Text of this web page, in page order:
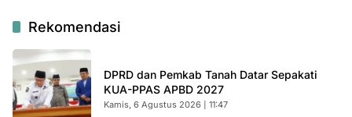
Rekomendasi
DPRD dan Pemkab Tanah Datar Sepakati
KUA-PPAS APBD 2027
Kamis, 6 Agustus 2026 | 11:47